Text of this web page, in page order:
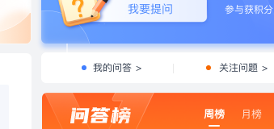
我要提问 参与获积
我的问答 > 关注问题 >
月榜
周榜